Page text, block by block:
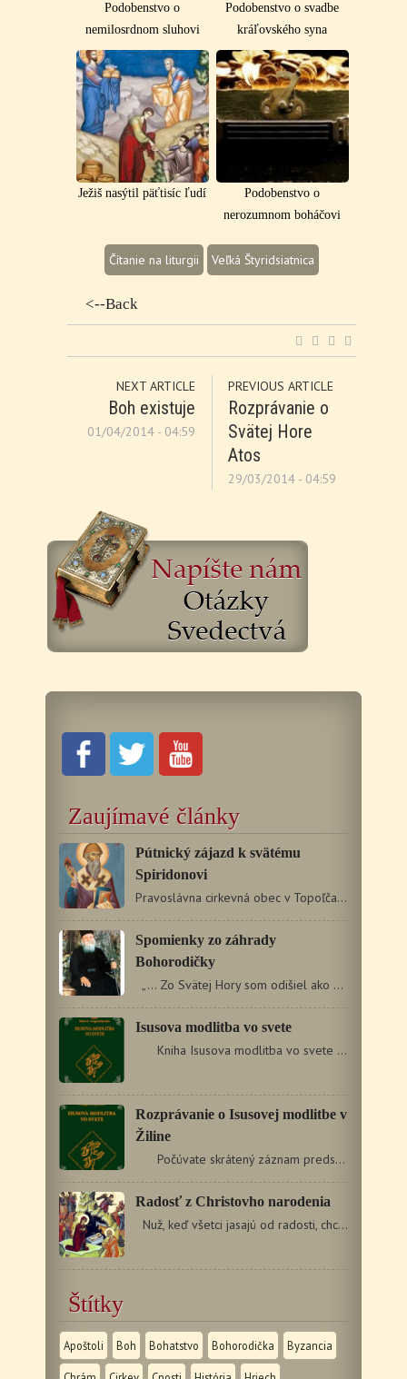
Podobenstvo o
nemilosrdnom sluhovi
Podobenstvo o svadbe
kráľovského syna
Ježiš nasýtil päťtisíc ľudí
Podobenstvo o
nerozumnom boháčovi
Čítanie na liturgii Veľká Štyridsiatnica
<--Back
NEXT ARTICLE
Boh existuje
01/04/2014 - 04:59
PREVIOUS ARTICLE
Rozprávanie o
Svätej Hore
Atos
29/03/2014 - 04:59
Zaujímavé články
Pútnický zájazd k svätému
Spiridonovi
Pravoslávna cirkevná obec v Topoľčanoch zorganizovala v dňoch…
Spomienky zo záhrady
Bohorodičky
„... Zo Svätej Hory som odišiel ako dvadsaťdvaročný…
Isusova modlitba vo svete
Kniha Isusova modlitba vo svete poskytuje čitateľovi…
Rozprávanie o Isusovej modlitbe v
Žiline
Počúvate skrátený záznam predstavenia…
Radosť z Christovho narodenia
Nuž, keď všetci jasajú od radosti, chcem jasať aj…
Štítky
Apoštoli Boh Bohatstvo Bohorodička Byzancia